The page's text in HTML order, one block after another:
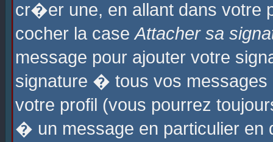
cr�er une, en allant dans
cocher la caseAttacher sa
message pour ajouter votre
signature � tous vos
votre profil (vous pourrez
� un message en particulier